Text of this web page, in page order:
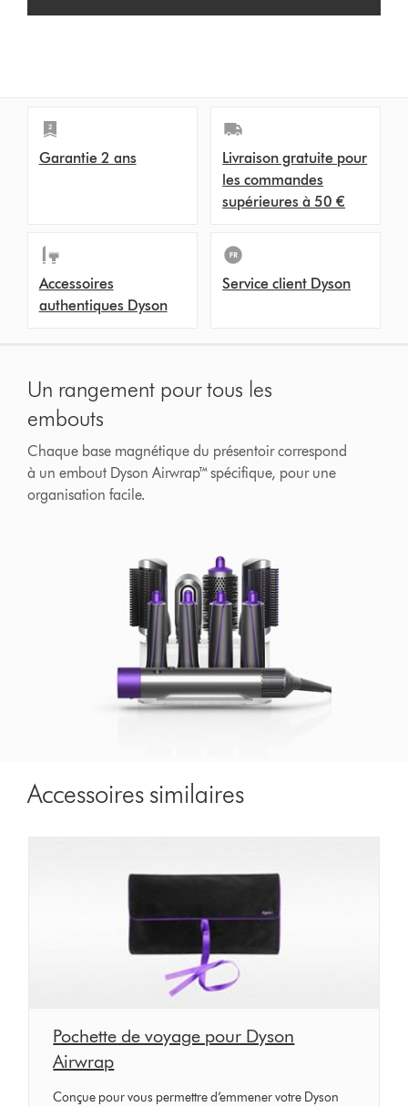
Garantie 2 ans
Livraison gratuite pour
les commandes
supérieures à 50 €
Accessoires
authentiques Dyson
Service client Dyson
Un rangement pour tous les
embouts
Chaque base magnétique du présentoir correspond
à un embout Dyson Airwrap™ spécifique, pour une
organisation facile.
Accessoires similaires
Pochette de voyage pour Dyson
Airwrap
Conçue pour vous permettre d’emmener votre Dyson